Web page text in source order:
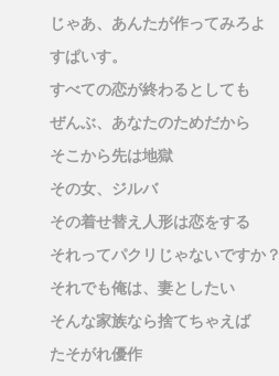
じゃあ、あんたが作ってみろよ
すぱいす。
すべての恋が終わるとしても
ぜんぶ、あなたのためだから
そこから先は地獄
その女、ジルバ
その着せ替え人形は恋をする
それってパクリじゃないですか？
それでも俺は、妻としたい
そんな家族なら捨てちゃえば
たそがれ優作